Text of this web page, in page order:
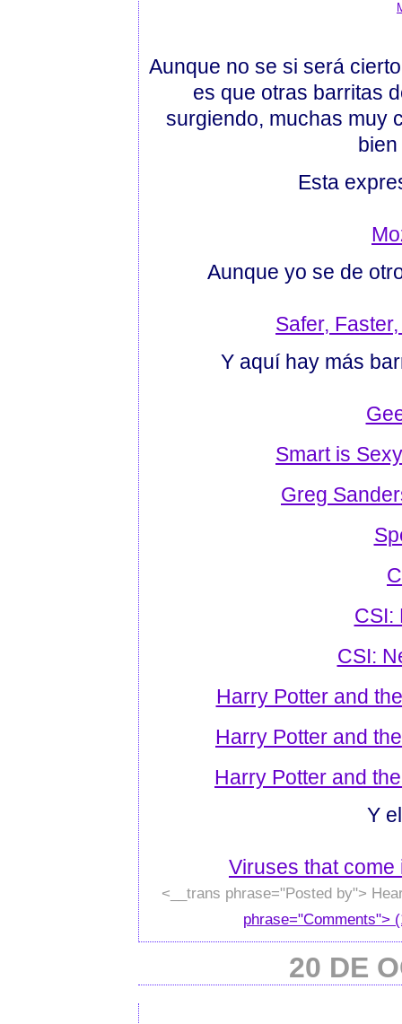
Aunque no se si será
es que otras barritas
surgiendo, muchas muy
Esta
Aunque yo se de
Safer,
Y aquí hay más
Smart is
Greg
CSI:
CSI:
Harry Potter and
Harry Potter and
Harry Potter and
Y
Viruses that
<__trans phrase="Posted by">
phrase="Comments">
20 DE